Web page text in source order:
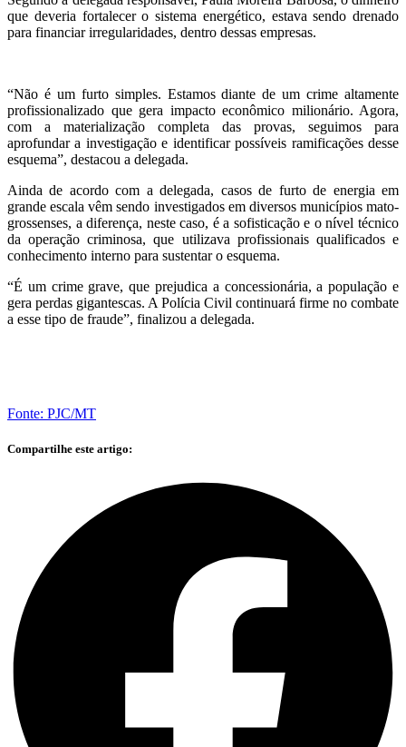
que deveria fortalecer o sistema energético, estava sendo drenado
para financiar irregularidades, dentro dessas empresas.
“Não é um furto simples. Estamos diante de um crime altamente
profissionalizado que gera impacto econômico milionário. Agora,
com a materialização completa das provas, seguimos para
aprofundar a investigação e identificar possíveis ramificações desse
esquema”, destacou a delegada.
Ainda de acordo com a delegada, casos de furto de energia em
grande escala vêm sendo investigados em diversos municípios mato-
grossenses, a diferença, neste caso, é a sofisticação e o nível técnico
da operação criminosa, que utilizava profissionais qualificados e
conhecimento interno para sustentar o esquema.
“É um crime grave, que prejudica a concessionária, a população e
gera perdas gigantescas. A Polícia Civil continuará firme no combate
a esse tipo de fraude”, finalizou a delegada.
Fonte: PJC/MT
Compartilhe este artigo: